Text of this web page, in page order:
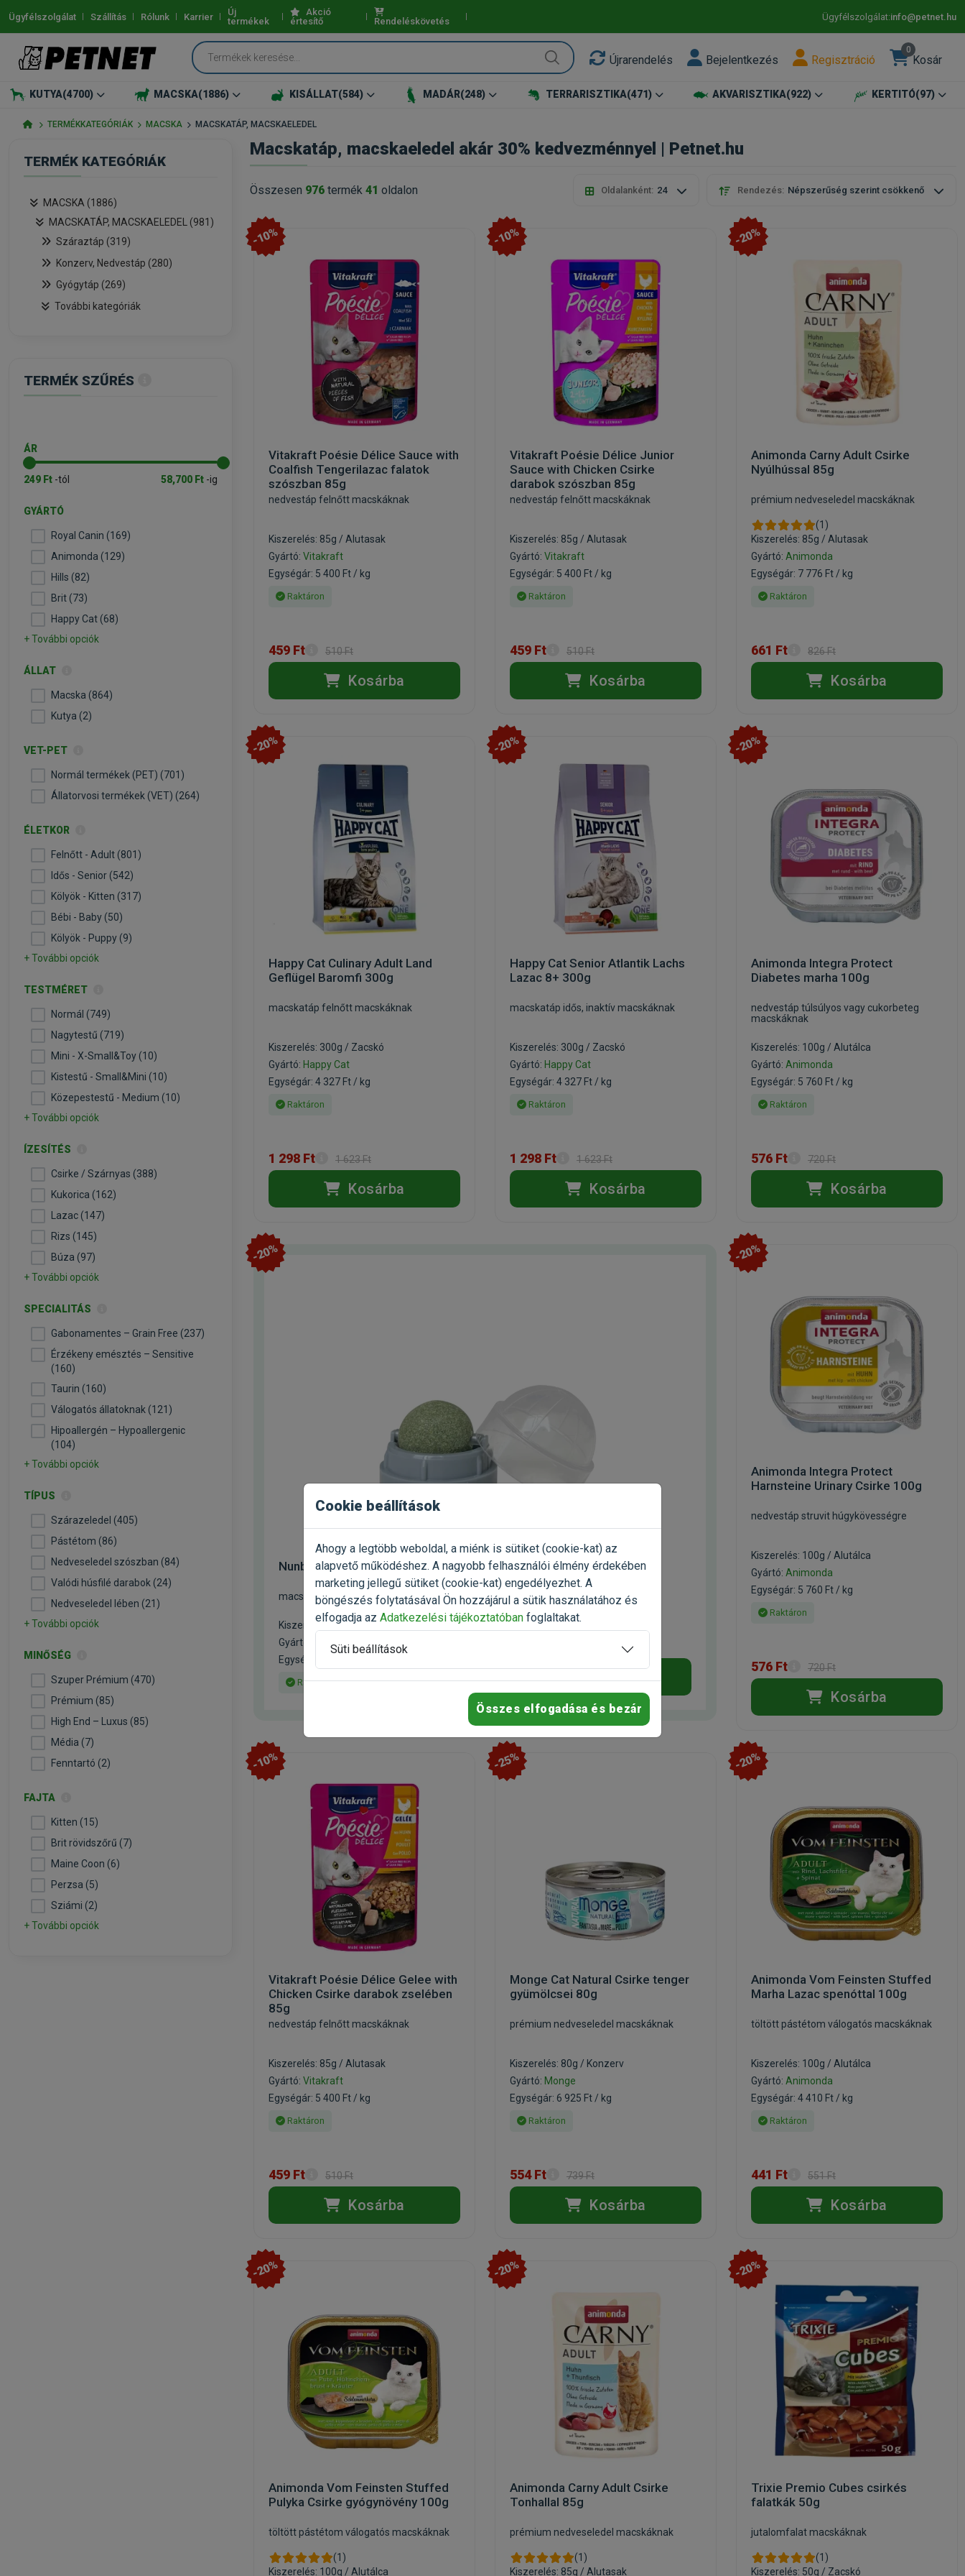
Ügyfélszolgálat Szállítás Rólunk Karrier
Új
termékek
Akció
értesítő
Rendeléskövetés Ügyfélszolgálat:info@petnet.hu
Újrarendelés Bejelentkezés Regisztráció
0
Kosár
KUTYA(4700) MACSKA(1886) KISÁLLAT(584) MADÁR(248) TERRARISZTIKA(471) AKVARISZTIKA(922) KERTITÓ(97)
TERMÉKKATEGÓRIÁK MACSKA MACSKATÁP, MACSKAELEDEL
Macskatáp, macskaeledel akár 30% kedvezménnyel | Petnet.hu
Összesen 976 termék 41 oldalon Oldalanként: 24 Rendezés: Népszerűség szerint csökkenő
-10%
Vitakraft Poésie Délice Sauce with
Coalfish Tengerilazac falatok
szószban 85g
nedvestáp felnőtt macskáknak
Kiszerelés: 85g / Alutasak
Gyártó: Vitakraft
Egységár: 5 400 Ft / kg
Raktáron
459 Ft 510 Ft
Kosárba
-10%
Vitakraft Poésie Délice Junior
Sauce with Chicken Csirke
darabok szószban 85g
nedvestáp felnőtt macskáknak
Kiszerelés: 85g / Alutasak
Gyártó: Vitakraft
Egységár: 5 400 Ft / kg
Raktáron
459 Ft 510 Ft
Kosárba
-20%
Animonda Carny Adult Csirke
Nyúlhússal 85g
prémium nedveseledel macskáknak
(1)
Kiszerelés: 85g / Alutasak
Gyártó: Animonda
Egységár: 7 776 Ft / kg
Raktáron
661 Ft 826 Ft
Kosárba
-20%
Happy Cat Culinary Adult Land
Geflügel Baromfi 300g
macskatáp felnőtt macskáknak
Kiszerelés: 300g / Zacskó
Gyártó: Happy Cat
Egységár: 4 327 Ft / kg
Raktáron
1 298 Ft 1 623 Ft
Kosárba
-20%
Happy Cat Senior Atlantik Lachs
Lazac 8+ 300g
macskatáp idős, inaktív macskáknak
Kiszerelés: 300g / Zacskó
Gyártó: Happy Cat
Egységár: 4 327 Ft / kg
Raktáron
1 298 Ft 1 623 Ft
Kosárba
-20%
Animonda Integra Protect
Diabetes marha 100g
nedvestáp túlsúlyos vagy cukorbeteg
macskáknak
Kiszerelés: 100g / Alutálca
Gyártó: Animonda
Egységár: 5 760 Ft / kg
Raktáron
576 Ft 720 Ft
Kosárba
-20%
Nunbell Rotating Catnip Ball macskamenta labda 5cm
macskamenta készítmény
Kiszerelés: 1 db / Darab
Gyártó:
Nunbell
Egységár: 1 142 Ft / db
Raktáron Kosárba
-20%
Animonda Integra Protect
Harnsteine Urinary Csirke 100g
nedvestáp struvit húgykövességre
Kiszerelés: 100g / Alutálca
Gyártó: Animonda
Egységár: 5 760 Ft / kg
Raktáron
576 Ft 720 Ft
Kosárba
-10%
Vitakraft Poésie Délice Gelee with
Chicken Csirke darabok zselében
85g
nedvestáp felnőtt macskáknak
Kiszerelés: 85g / Alutasak
Gyártó: Vitakraft
Egységár: 5 400 Ft / kg
Raktáron
459 Ft 510 Ft
Kosárba
-25%
Monge Cat Natural Csirke tenger
gyümölcsei 80g
prémium nedveseledel macskáknak
Kiszerelés: 80g / Konzerv
Gyártó: Monge
Egységár: 6 925 Ft / kg
Raktáron
554 Ft 739 Ft
Kosárba
-20%
Animonda Vom Feinsten Stuffed
Marha Lazac spenóttal 100g
töltött pástétom válogatós macskáknak
Kiszerelés: 100g / Alutálca
Gyártó: Animonda
Egységár: 4 410 Ft / kg
Raktáron
441 Ft 551 Ft
Kosárba
-20%
Animonda Vom Feinsten Stuffed
Pulyka Csirke gyógynövény 100g
töltött pástétom válogatós macskáknak
(1)
Kiszerelés: 100g / Alutálca
-20%
Animonda Carny Adult Csirke
Tonhallal 85g
prémium nedveseledel macskáknak
(1)
Kiszerelés: 85g / Alutasak
-20%
Trixie Premio Cubes csirkés
falatkák 50g
jutalomfalat macskáknak
(1)
Kiszerelés: 50g / Zacskó
TERMÉK KATEGÓRIÁK
MACSKA (1886)
MACSKATÁP, MACSKAELEDEL (981)
Száraztáp (319)
Konzerv, Nedvestáp (280)
Gyógytáp (269)
További kategóriák
TERMÉK SZŰRÉS
ÁR
249 Ft -tól 58,700 Ft -ig
GYÁRTÓ
Royal Canin (169)
Animonda (129)
Hills (82)
Brit (73)
Happy Cat (68)
+ További opciók
ÁLLAT
Macska (864)
Kutya (2)
VET-PET
Normál termékek (PET) (701)
Állatorvosi termékek (VET) (264)
ÉLETKOR
Felnőtt - Adult (801)
Idős - Senior (542)
Kölyök - Kitten (317)
Bébi - Baby (50)
Kölyök - Puppy (9)
+ További opciók
TESTMÉRET
Normál (749)
Nagytestű (719)
Mini - X-Small&Toy (10)
Kistestű - Small&Mini (10)
Közepestestű - Medium (10)
+ További opciók
ÍZESÍTÉS
Csirke / Szárnyas (388)
Kukorica (162)
Lazac (147)
Rizs (145)
Búza (97)
+ További opciók
SPECIALITÁS
Gabonamentes – Grain Free (237)
Érzékeny emésztés – Sensitive
(160)
Taurin (160)
Válogatós állatoknak (121)
Hipoallergén – Hypoallergenic
(104)
+ További opciók
TÍPUS
Szárazeledel (405)
Pástétom (86)
Nedveseledel szószban (84)
Valódi húsfilé darabok (24)
Nedveseledel lében (21)
+ További opciók
MINŐSÉG
Szuper Prémium (470)
Prémium (85)
High End – Luxus (85)
Média (7)
Fenntartó (2)
FAJTA
Kitten (15)
Brit rövidszőrű (7)
Maine Coon (6)
Perzsa (5)
Sziámi (2)
+ További opciók
Cookie beállítások
Ahogy a legtöbb weboldal, a miénk is sütiket (cookie-kat) az
alapvető működéshez. A nagyobb felhasználói élmény érdekében
marketing jellegű sütiket (cookie-kat) engedélyezhet. A
böngészés folytatásával Ön hozzájárul a sütik használatához és
elfogadja az Adatkezelési tájékoztatóban foglaltakat.
Süti beállítások
Összes elfogadása és bezár